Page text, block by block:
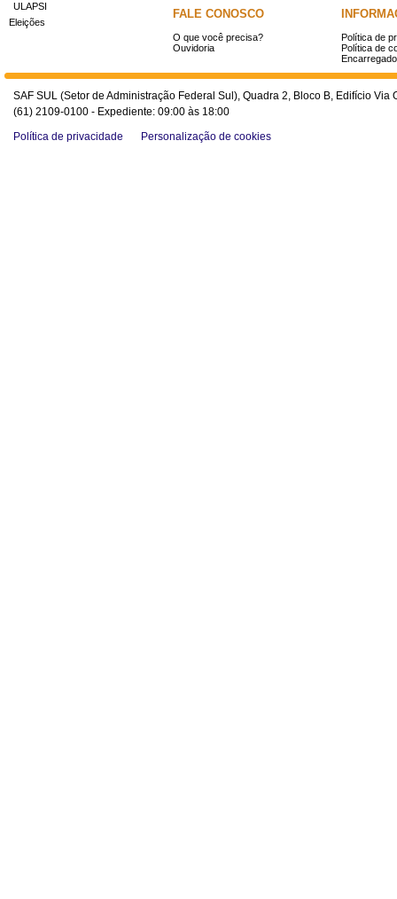
ULAPSI
Eleições
FALE CONOSCO
O que você precisa?
Ouvidoria
Política de
Política de
SAF SUL (Setor de Administração Federal Sul), Quadra 2, Bloco B, Edifício
(61) 2109-0100 - Expediente: 09:00 às 18:00
Política de privacidade
Personalização de cookies